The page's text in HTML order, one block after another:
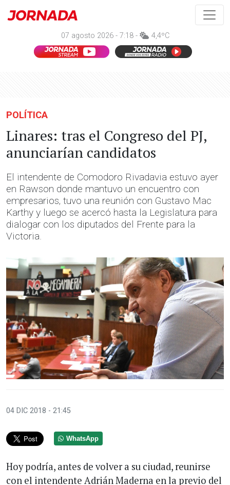
07 agosto 2026 - 7:18 - 4,4ºC
POLÍTICA
Linares: tras el Congreso del PJ,
anunciarían candidatos
El intendente de Comodoro Rivadavia estuvo ayer
en Rawson donde mantuvo un encuentro con
empresarios, tuvo una reunión con Gustavo Mac
Karthy y luego se acercó hasta la Legislatura para
dialogar con los diputados del Frente para la
Victoria.
04 DIC 2018 - 21:45
WhatsApp
Hoy podría, antes de volver a su ciudad, reunirse
con el intendente Adrián Maderna en la previo del